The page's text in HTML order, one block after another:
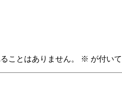
ことはありません。 ※ が付い